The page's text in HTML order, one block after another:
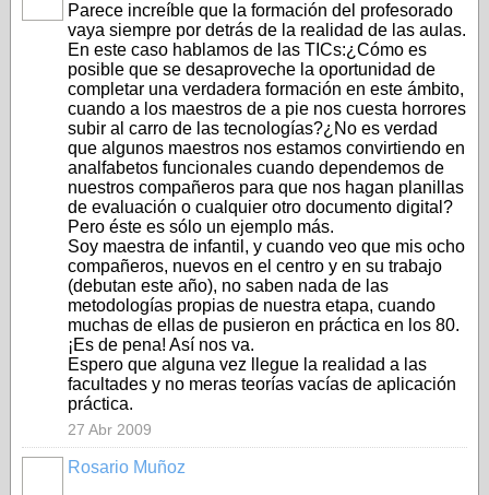
Parece increíble que la formación del profesorado
vaya siempre por detrás de la realidad de las aulas.
En este caso hablamos de las TICs:¿Cómo es
posible que se desaproveche la oportunidad de
completar una verdadera formación en este ámbito,
cuando a los maestros de a pie nos cuesta horrores
subir al carro de las tecnologías?¿No es verdad
que algunos maestros nos estamos convirtiendo en
analfabetos funcionales cuando dependemos de
nuestros compañeros para que nos hagan planillas
de evaluación o cualquier otro documento digital?
Pero éste es sólo un ejemplo más.
Soy maestra de infantil, y cuando veo que mis ocho
compañeros, nuevos en el centro y en su trabajo
(debutan este año), no saben nada de las
metodologías propias de nuestra etapa, cuando
muchas de ellas de pusieron en práctica en los 80.
¡Es de pena! Así nos va.
Espero que alguna vez llegue la realidad a las
facultades y no meras teorías vacías de aplicación
práctica.
27 Abr 2009
Rosario Muñoz